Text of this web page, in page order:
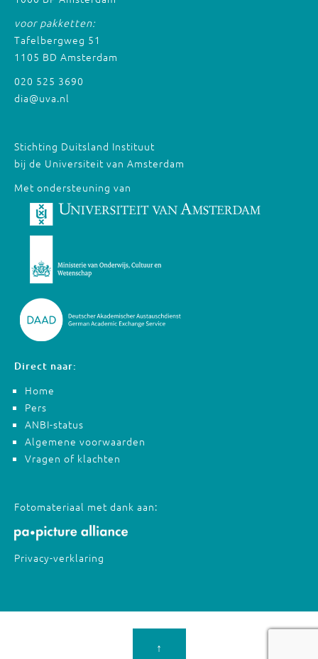
voor pakketten:
Tafelbergweg 51
1105 BD Amsterdam
020 525 3690
dia@uva.nl
Stichting Duitsland Instituut
bij de Universiteit van Amsterdam
Met ondersteuning van
Direct naar:
Home
Pers
ANBI-status
Algemene voorwaarden
Vragen of klachten
Fotomateriaal met dank aan:
Privacy-verklaring
↑